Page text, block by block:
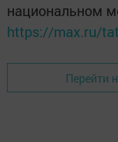
национальном
https://max.ru/
Перейти